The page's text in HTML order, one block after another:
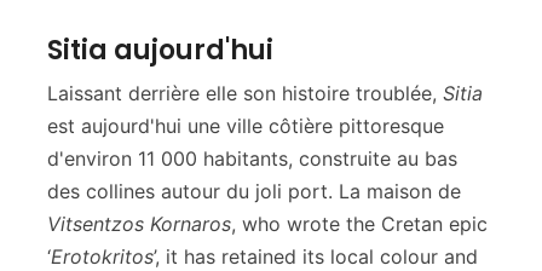
Sitia aujourd'hui
Laissant derrière elle son histoire troublée, Sitia
est aujourd'hui une ville côtière pittoresque
d'environ 11 000 habitants, construite au bas
des collines autour du joli port. La maison de
Vitsentzos Kornaros, who wrote the Cretan epic
‘Erotokritos’, it has retained its local colour and